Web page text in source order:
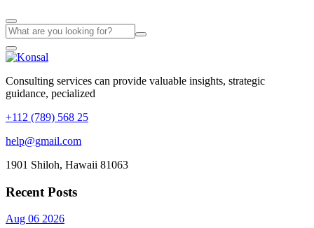
Consulting services can provide valuable insights, strategic
guidance, pecialized
+112 (789) 568 25
help@gmail.com
1901 Shiloh, Hawaii 81063
Recent Posts
Aug 06 2026